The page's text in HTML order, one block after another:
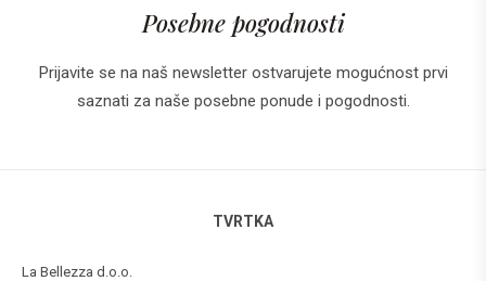
Posebne pogodnosti
Prijavite se na naš newsletter ostvarujete mogućnost prvi
saznati za naše posebne ponude i pogodnosti.
TVRTKA
La Bellezza d.o.o.